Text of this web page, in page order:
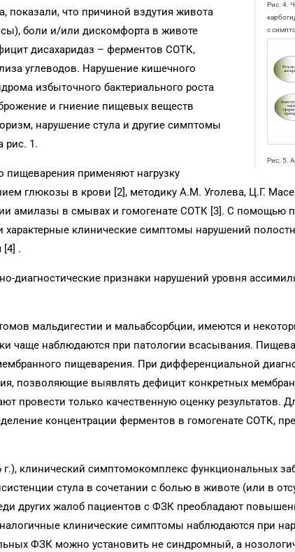
Рис. 4.
с
Рис. 5.
что причиной вздутия живота
боли и/или дискомфорта в животе
дисахаридаз – ферментов СОТК,
углеводов. Нарушение кишечного
избыточного бактериального роста
и гниение пищевых веществ
нарушение стула и другие симптомы
рис. 1.
применяют нагрузку
глюкозы в крови [2], методику А.М. Уголева, Ц.Г.
амилазы в смывах и гомогенате СОТК [3]. С помощью
клинические симптомы нарушений
.
диагностические признаки нарушений уровня
мальдигестии и мальабсорбции, имеются и
чаще наблюдаются при патологии всасывания.
пищеварения. При дифференциальной
позволяющие выявлять дефицит конкретных
провести только качественную оценку результатов.
концентрации ферментов в гомогенате СОТК,
г.), клинический симптомокомплекс функциональных
стула в сочетании с болью в животе (или в
других жалоб пациентов с ФЗК преобладают
клинические симптомы наблюдаются при
ФЗК можно установить не синдромный, а